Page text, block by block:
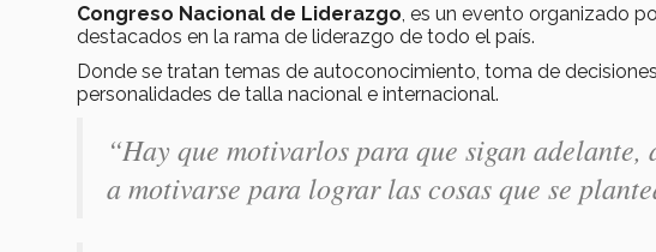
Congreso Nacional de Liderazgo, es un evento organizado
destacados en la rama de liderazgo de todo el país.
Donde se tratan temas de autoconocimiento, toma de
personalidades de talla nacional e internacional.
“Hay que motivarlos para que sigan adelante,
a motivarse para lograr las cosas que se